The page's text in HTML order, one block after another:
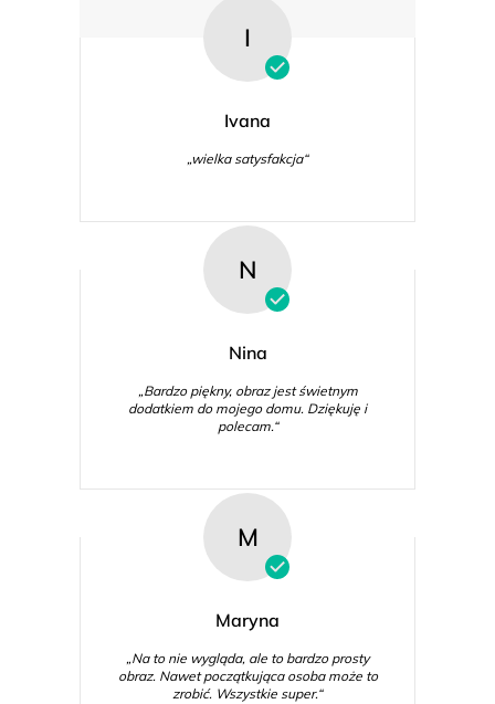
I
Ivana
„wielka satysfakcja“
N
Nina
„Bardzo piękny, obraz jest świetnym
dodatkiem do mojego domu. Dziękuję i
polecam.“
M
Maryna
„Na to nie wygląda, ale to bardzo prosty
obraz. Nawet początkująca osoba może to
zrobić. Wszystkie super.“